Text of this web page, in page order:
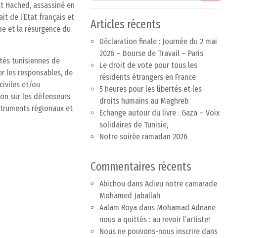
assassiné en
de l’Etat français et
et la résurgence du
tunisiennes de
les responsables, de
et/ou
sur les défenseurs
régionaux et
Articles récents
Déclaration finale : Journée du 2 mai
2026 – Bourse de Travail – Paris
Le droit de vote pour tous les
résidents étrangers en France
5 heures pour les libertés et les
droits humains au Maghreb
Echange autour du livre : Gaza – Voix
solidaires de Tunisie,
Notre soirée ramadan 2026
Commentaires récents
Abichou dans Adieu notre camarade
Mohamed Jaballah
Aalam Roya dans Mohamad Adnane
nous a quittés : au revoir l’artiste!
Nous ne pouvons-nous inscrire dans